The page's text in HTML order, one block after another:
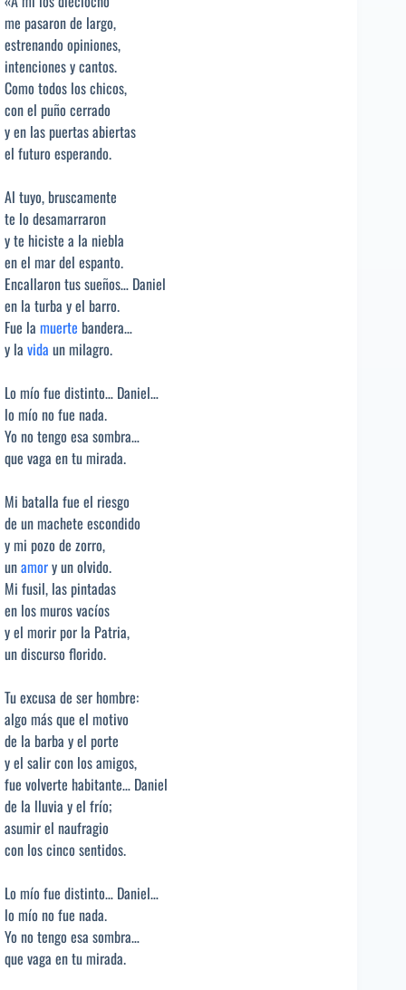
me pasaron de largo,
estrenando opiniones,
intenciones y cantos.
Como todos los chicos,
con el puño cerrado
y en las puertas abiertas
el futuro esperando.
Al tuyo, bruscamente
te lo desamarraron
y te hiciste a la niebla
en el mar del espanto.
Encallaron tus sueños… Daniel
en la turba y el barro.
Fue la muerte bandera…
y la vida un milagro.
Lo mío fue distinto… Daniel…
lo mío no fue nada.
Yo no tengo esa sombra…
que vaga en tu mirada.
Mi batalla fue el riesgo
de un machete escondido
y mi pozo de zorro,
unamory un olvido.
Mi fusil, las pintadas
en los muros vacíos
y el morir por la Patria,
un discurso florido.
Tu excusa de ser hombre:
algo más que el motivo
de la barba y el porte
y el salir con los amigos,
fue volverte habitante… Daniel
de la lluvia y el frío;
asumir el naufragio
con los cinco sentidos.
Lo mío fue distinto… Daniel…
lo mío no fue nada.
Yo no tengo esa sombra…
que vaga en tu mirada.